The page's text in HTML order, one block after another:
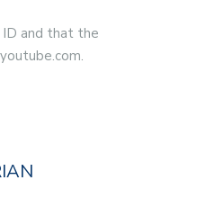
ID and that the